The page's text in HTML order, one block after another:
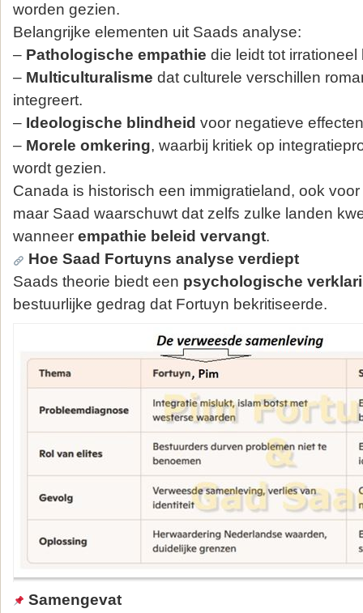
worden gezien.
Belangrijke elementen uit Saads analyse:
– Pathologische empathie die leidt tot irrationeel
– Multiculturalisme dat culturele verschillen
integreert.
– Ideologische blindheid voor negatieve
– Morele omkering, waarbij kritiek op
wordt gezien.
Canada is historisch een immigratieland, ook
maar Saad waarschuwt dat zelfs zulke landen
wanneer empathie beleid vervangt.
Hoe Saad Fortuyns analyse verdiept
Saads theorie biedt een psychologische
bestuurlijke gedrag dat Fortuyn bekritiseerde.
Samengevat